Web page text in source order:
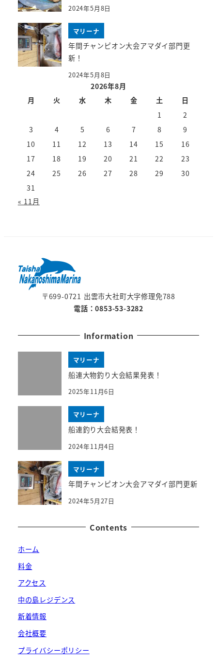
2024年5月8日
マリーナ
年間チャンピオン大会アマダイ部門更
新！
2024年5月8日
2026年8月
月
火 水 木 金 土
日
1
2
3
4 5 6 7 8
9
10
11 12 13 14 15
16
17
18 19 20 21 22
23
24
25 26 27 28 29
30
31
« 11月
〒699-0721 出雲市大社町大字修理免788
電話：0853-53-3282
Information
マリーナ
船連大物釣り大会結果発表！
2025年11月6日
マリーナ
船連釣り大会結発表！
2024年11月4日
マリーナ
年間チャンピオン大会アマダイ部門更新
2024年5月27日
Contents
ホーム
料金
アクセス
中の島レジデンス
新着情報
会社概要
プライバシーポリシー